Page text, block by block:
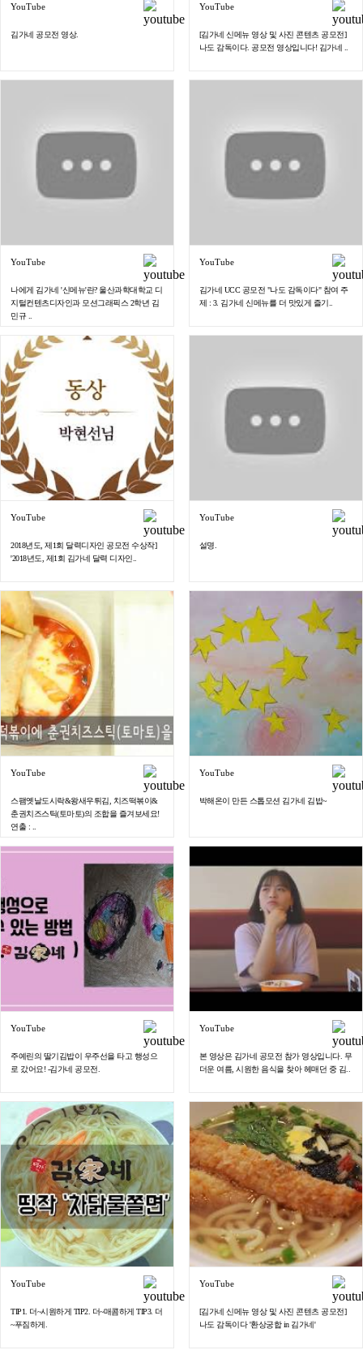
YouTube
김가네 공모전 영상.
YouTube
[김가네 신메뉴 영상 및 사진 콘텐츠 공모전]
나도 감독이다. 공모전 영상입니다! 김가네 ..
YouTube
나에게 김가네 '신메뉴'란? 울산과학대학교 디
지털컨텐츠디자인과 모션그래픽스 2학년 김
민규 ..
YouTube
김가네 UCC 공모전 "나도 감독이다" 참여 주
제 : 3. 김가네 신메뉴를 더 맛있게 즐기..
YouTube
2018년도, 제1회 달력디자인 공모전 수상작]
'2018년도, 제1회 김가네 달력 디자인..
YouTube
설명.
YouTube
스팸옛날도시락&왕새우튀김, 치즈떡볶이&
춘권치즈스틱(토마토)의 조합을 즐겨보세요!
연출 : ..
YouTube
박해온이 만든 스톱모션 김가네 김밥~
YouTube
주예린의 딸기김밥이 우주선을 타고 행성으
로 갔어요! -김가네 공모전.
YouTube
본 영상은 김가네 공모전 참가 영상입니다. 무
더운 여름, 시원한 음식을 찾아 헤매던 중 김..
YouTube
TIP1. 더~시원하게 TIP2. 더~매콤하게 TIP3. 더
~푸짐하게.
YouTube
[김가네 신메뉴 영상 및 사진 콘텐츠 공모전]
나도 감독이다 '환상궁합 in 김가네'